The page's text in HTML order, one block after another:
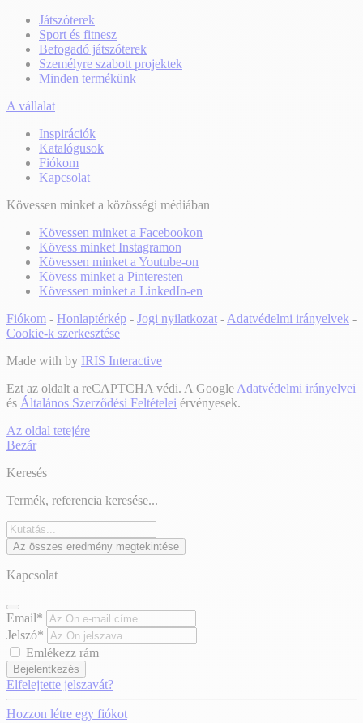
Játszóterek
Sport és fitnesz
Befogadó játszóterek
Személyre szabott projektek
Minden termékünk
A vállalat
Inspirációk
Katalógusok
Fiókom
Kapcsolat
Kövessen minket a közösségi médiában
Kövessen minket a Facebookon
Kövess minket Instagramon
Kövessen minket a Youtube-on
Kövess minket a Pinteresten
Kövessen minket a LinkedIn-en
Fiókom - Honlaptérkép - Jogi nyilatkozat - Adatvédelmi irányelvek -
Cookie-k szerkesztése
Made with by IRIS Interactive
Ezt az oldalt a reCAPTCHA védi. A Google Adatvédelmi irányelvei
és Általános Szerződési Feltételei érvényesek.
Az oldal tetejére
Bezár
Keresés
Termék, referencia keresése...
Az összes eredmény megtekintése
Kapcsolat
Email*
Jelszó*
Emlékezz rám
Bejelentkezés
Elfelejtette jelszavát?
Hozzon létre egy fiókot